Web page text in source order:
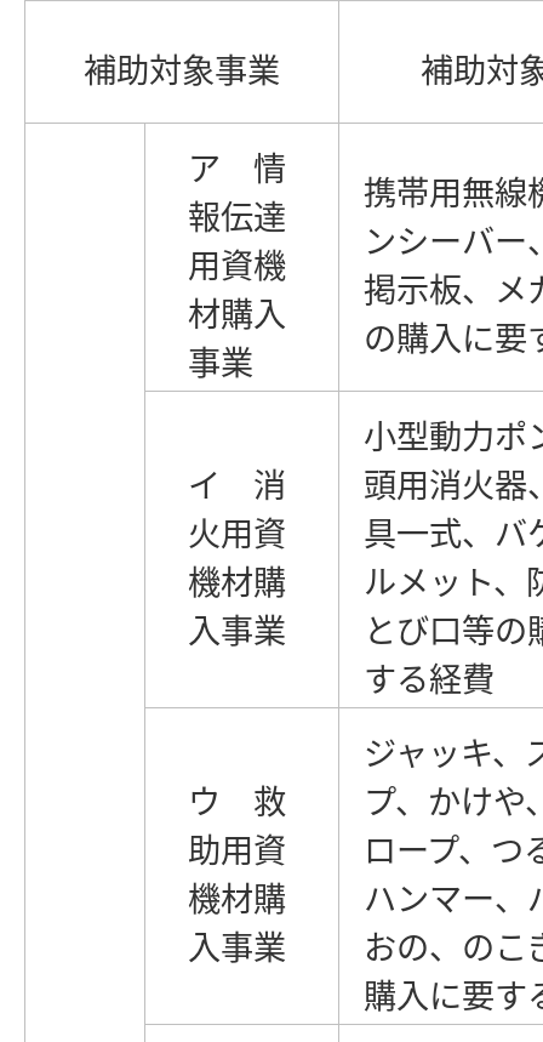
補助対象事業 補助対
ア 情
報伝達
用資機
材購入
事業
携帯用無線
ンシーバー
掲示板、メ
の購入に要
イ 消
火用資
機材購
入事業
小型動力ポ
頭用消火器
具一式、バ
ルメット、
とび口等の
する経費
ウ 救
助用資
機材購
入事業
ジャッキ、
プ、かけや
ロープ、つ
ハンマー、
おの、のこ
購入に要す